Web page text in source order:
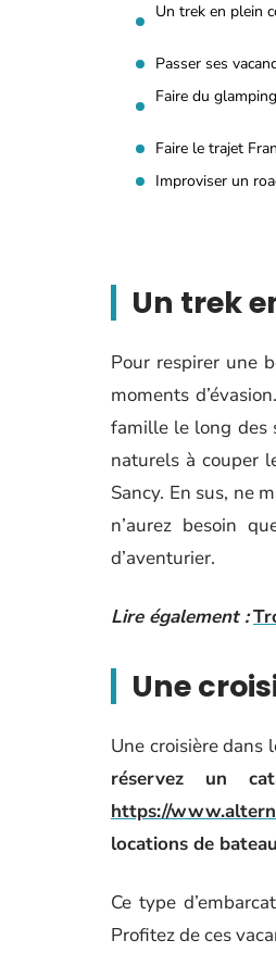
Un trek en plein
Passer ses
Faire du glamping
Faire le trajet
Improviser un
Un trek
Pour respirer une
moments
famille le long des
naturels à couper
Sancy. En sus, ne
n’aurez besoin
d’aventurier.
Lire également :
Une
Une croisière dans
réservez un
https://
locations de
Ce type
Profitez de ces